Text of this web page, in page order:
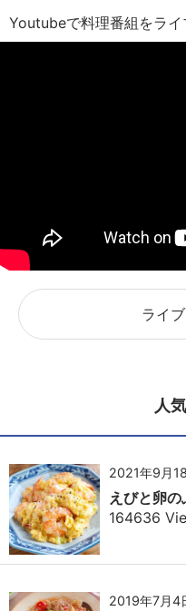
Youtubeで料理番組をライ
ライ
人
2021年9月18
えびと卵
164636
2019年7月4